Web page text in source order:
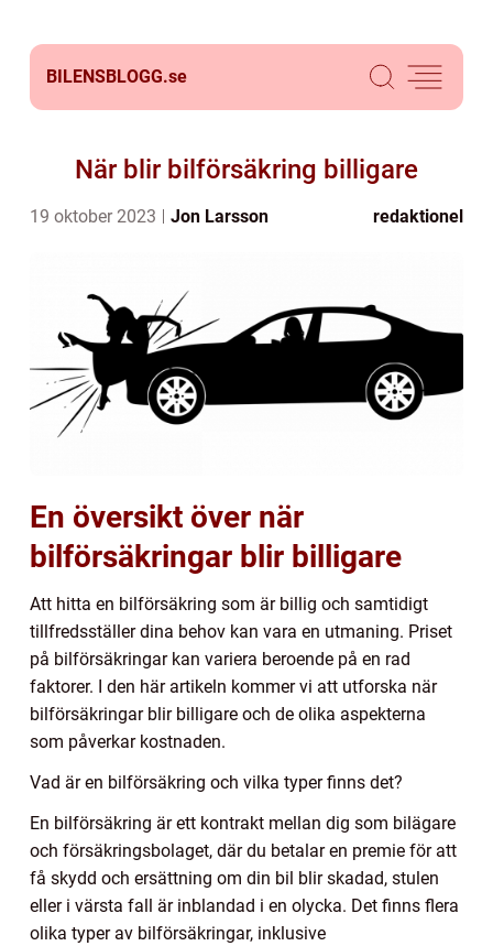
BILENSBLOGG.se
När blir bilförsäkring billigare
19 oktober 2023 Jon Larsson redaktionel
En översikt över när
bilförsäkringar blir billigare
Att hitta en bilförsäkring som är billig och samtidigt
tillfredsställer dina behov kan vara en utmaning. Priset
på bilförsäkringar kan variera beroende på en rad
faktorer. I den här artikeln kommer vi att utforska när
bilförsäkringar blir billigare och de olika aspekterna
som påverkar kostnaden.
Vad är en bilförsäkring och vilka typer finns det?
En bilförsäkring är ett kontrakt mellan dig som bilägare
och försäkringsbolaget, där du betalar en premie för att
få skydd och ersättning om din bil blir skadad, stulen
eller i värsta fall är inblandad i en olycka. Det finns flera
olika typer av bilförsäkringar, inklusive